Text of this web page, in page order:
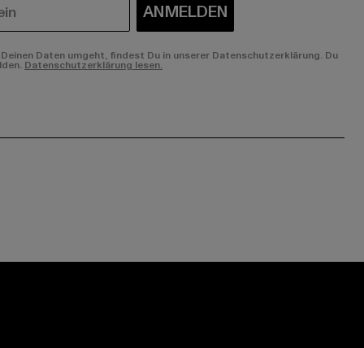
ANMELDEN
Daten umgeht, findest Du in unserer Datenschutzerklärung. Du
Datenschutzerklärung lesen.